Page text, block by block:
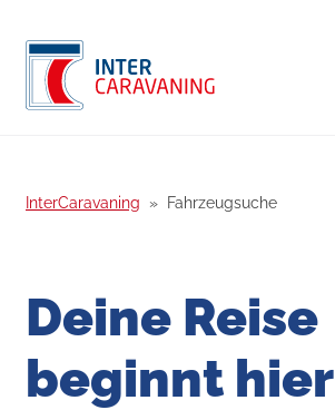
InterCaravaning Fahrzeugsuche
Deine Reise
beginnt hier